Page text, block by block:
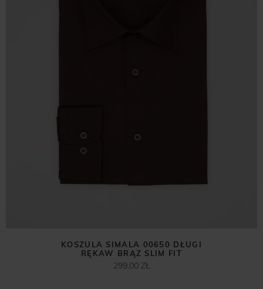
KOSZULA SIMALA 00650 DŁUGI
RĘKAW BRĄZ SLIM FIT
299,00 ZŁ